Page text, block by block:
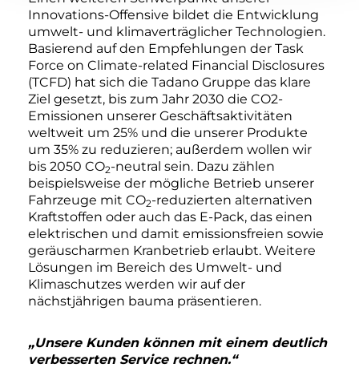
Innovations-Offensive bildet die Entwicklung
umwelt- und klimaverträglicher Technologien.
Basierend auf den Empfehlungen der Task
Force on Climate-related Financial Disclosures
(TCFD) hat sich die Tadano Gruppe das klare
Ziel gesetzt, bis zum Jahr 2030 die CO2-
Emissionen unserer Geschäftsaktivitäten
weltweit um 25% und die unserer Produkte
um 35% zu reduzieren; außerdem wollen wir
bis 2050 CO2-neutral sein. Dazu zählen
beispielsweise der mögliche Betrieb unserer
Fahrzeuge mit CO2-reduzierten alternativen
Kraftstoffen oder auch das E-Pack, das einen
elektrischen und damit emissionsfreien sowie
geräuscharmen Kranbetrieb erlaubt. Weitere
Lösungen im Bereich des Umwelt- und
Klimaschutzes werden wir auf der
nächstjährigen bauma präsentieren.
„Unsere Kunden können mit einem deutlich
verbesserten Service rechnen.“